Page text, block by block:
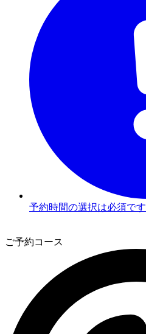
予約時間の選択は必須です
ご予約コース